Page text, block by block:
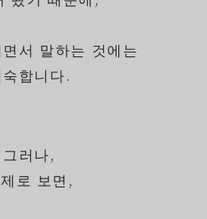
서 말하는 것에는
숙합니다.
그러나,
로 보면,